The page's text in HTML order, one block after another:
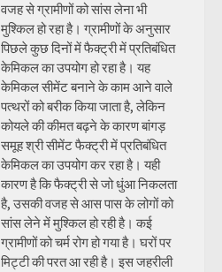
वजह से ग्रामीणों को सांस लेना भी
मुश्किल हो रहा है। ग्रामीणों के अनुसार
पिछले कुछ दिनों में फैक्ट्री में प्रतिबंधित
केमिकल का उपयोग हो रहा है। यह
केमिकल सीमेंट बनाने के काम आने वाले
पत्थरों को बरीक किया जाता है, लेकिन
कोयले की कीमत बढ़ने के कारण बांगड़
समूह श्री सीमेंट फैक्ट्री में प्रतिबंधित
केमिकल का उपयोग कर रहा है। यही
कारण है कि फैक्ट्री से जो धुंआ निकलता
है, उसकी वजह से आस पास के लोगों को
सांस लेने में मुश्किल हो रही है। कई
ग्रामीणों को चर्म रोग हो गया है। घरों पर
मिट्टी की परत आ रही है। इस जहरीली